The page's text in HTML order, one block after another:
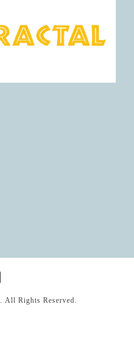
. All Rights Reserved.